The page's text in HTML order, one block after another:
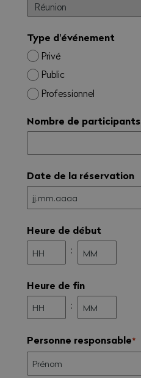
Type d'événement
Privé
Public
Professionnel
Nombre de participants
Date de la réservation
JJ
MM
.
AAAA
Heure de début
:
Heure de fin
:
Personne responsable*